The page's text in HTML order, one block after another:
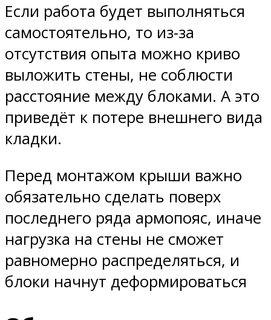
Если работа будет выполняться
самостоятельно, то из-за
отсутствия опыта можно криво
выложить стены, не соблюсти
расстояние между блоками. А это
приведёт к потере внешнего вида
кладки.
Перед монтажом крыши важно
обязательно сделать поверх
последнего ряда армопояс, иначе
нагрузка на стены не сможет
равномерно распределяться, и
блоки начнут деформироваться